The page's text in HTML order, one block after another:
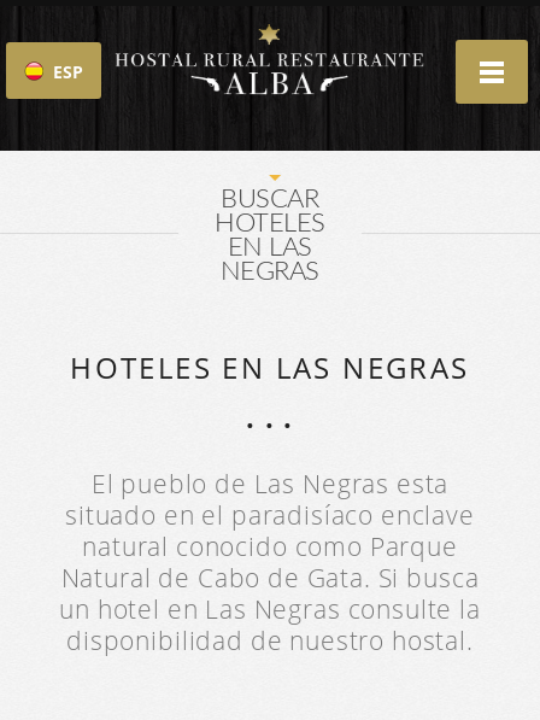
ESP
BUSCAR
HOTELES
EN LAS
NEGRAS
HOTELES EN LAS NEGRAS
El pueblo de Las Negras esta
situado en el paradisíaco enclave
natural conocido como Parque
Natural de Cabo de Gata. Si busca
un hotel en Las Negras consulte la
disponibilidad de nuestro hostal.